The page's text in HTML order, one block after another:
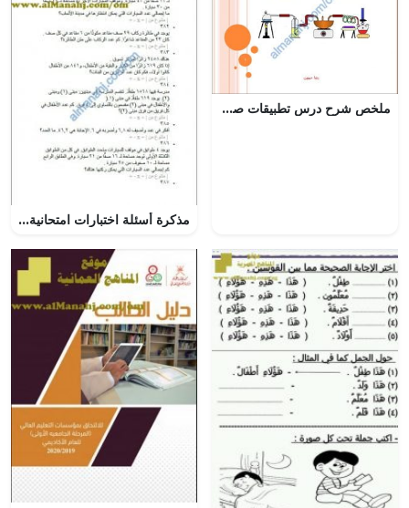
ملخص شرح درس تطبيقات صناعية على تفاعلات الأكسدة والاختزال (نسخة محدثة) (كيمياء) الثاني عشر
مذكرة أسئلة اختبارات امتحانية شاملة (رياضيات) السادس